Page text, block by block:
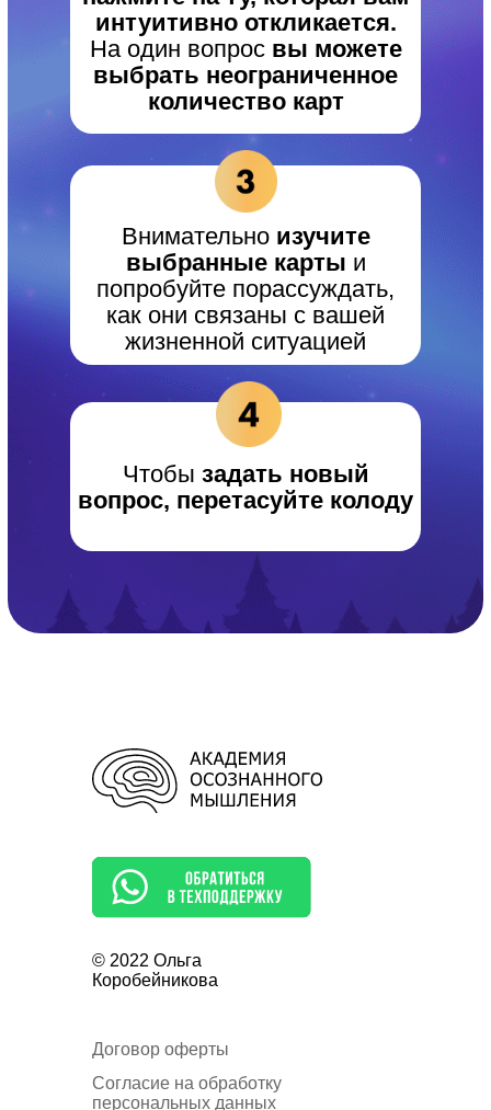
интуитивно откликается.
На один вопросвы можете
выбрать неограниченное
количество карт
Внимательно изучите
выбранные карты и
попробуйте порассуждать,
как они связаны с вашей
жизненной ситуацией
Чтобы задать новый
вопрос, перетасуйте колоду
Договор оферты
© 2022 Ольга
Коробейникова
Согласие на обработку
персональных данных